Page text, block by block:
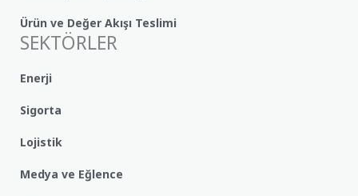
Ürün ve Değer Akışı Teslimi
SEKTÖRLER
Enerji
Sigorta
Lojistik
Medya ve Eğlence